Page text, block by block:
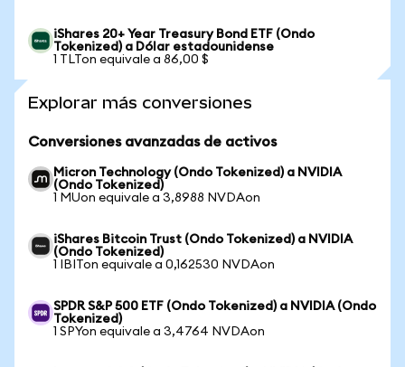
iShares 20+ Year Treasury Bond ETF (Ondo
Tokenized) a Dólar estadounidense
1 TLTon equivale a 86,00 $
Explorar más conversiones
Conversiones avanzadas de activos
Micron Technology (Ondo Tokenized) a NVIDIA
(Ondo Tokenized)
1 MUon equivale a 3,8988 NVDAon
iShares Bitcoin Trust (Ondo Tokenized) a NVIDIA
(Ondo Tokenized)
1 IBITon equivale a 0,162530 NVDAon
SPDR S&P 500 ETF (Ondo Tokenized) a NVIDIA (Ondo
Tokenized)
1 SPYon equivale a 3,4764 NVDAon